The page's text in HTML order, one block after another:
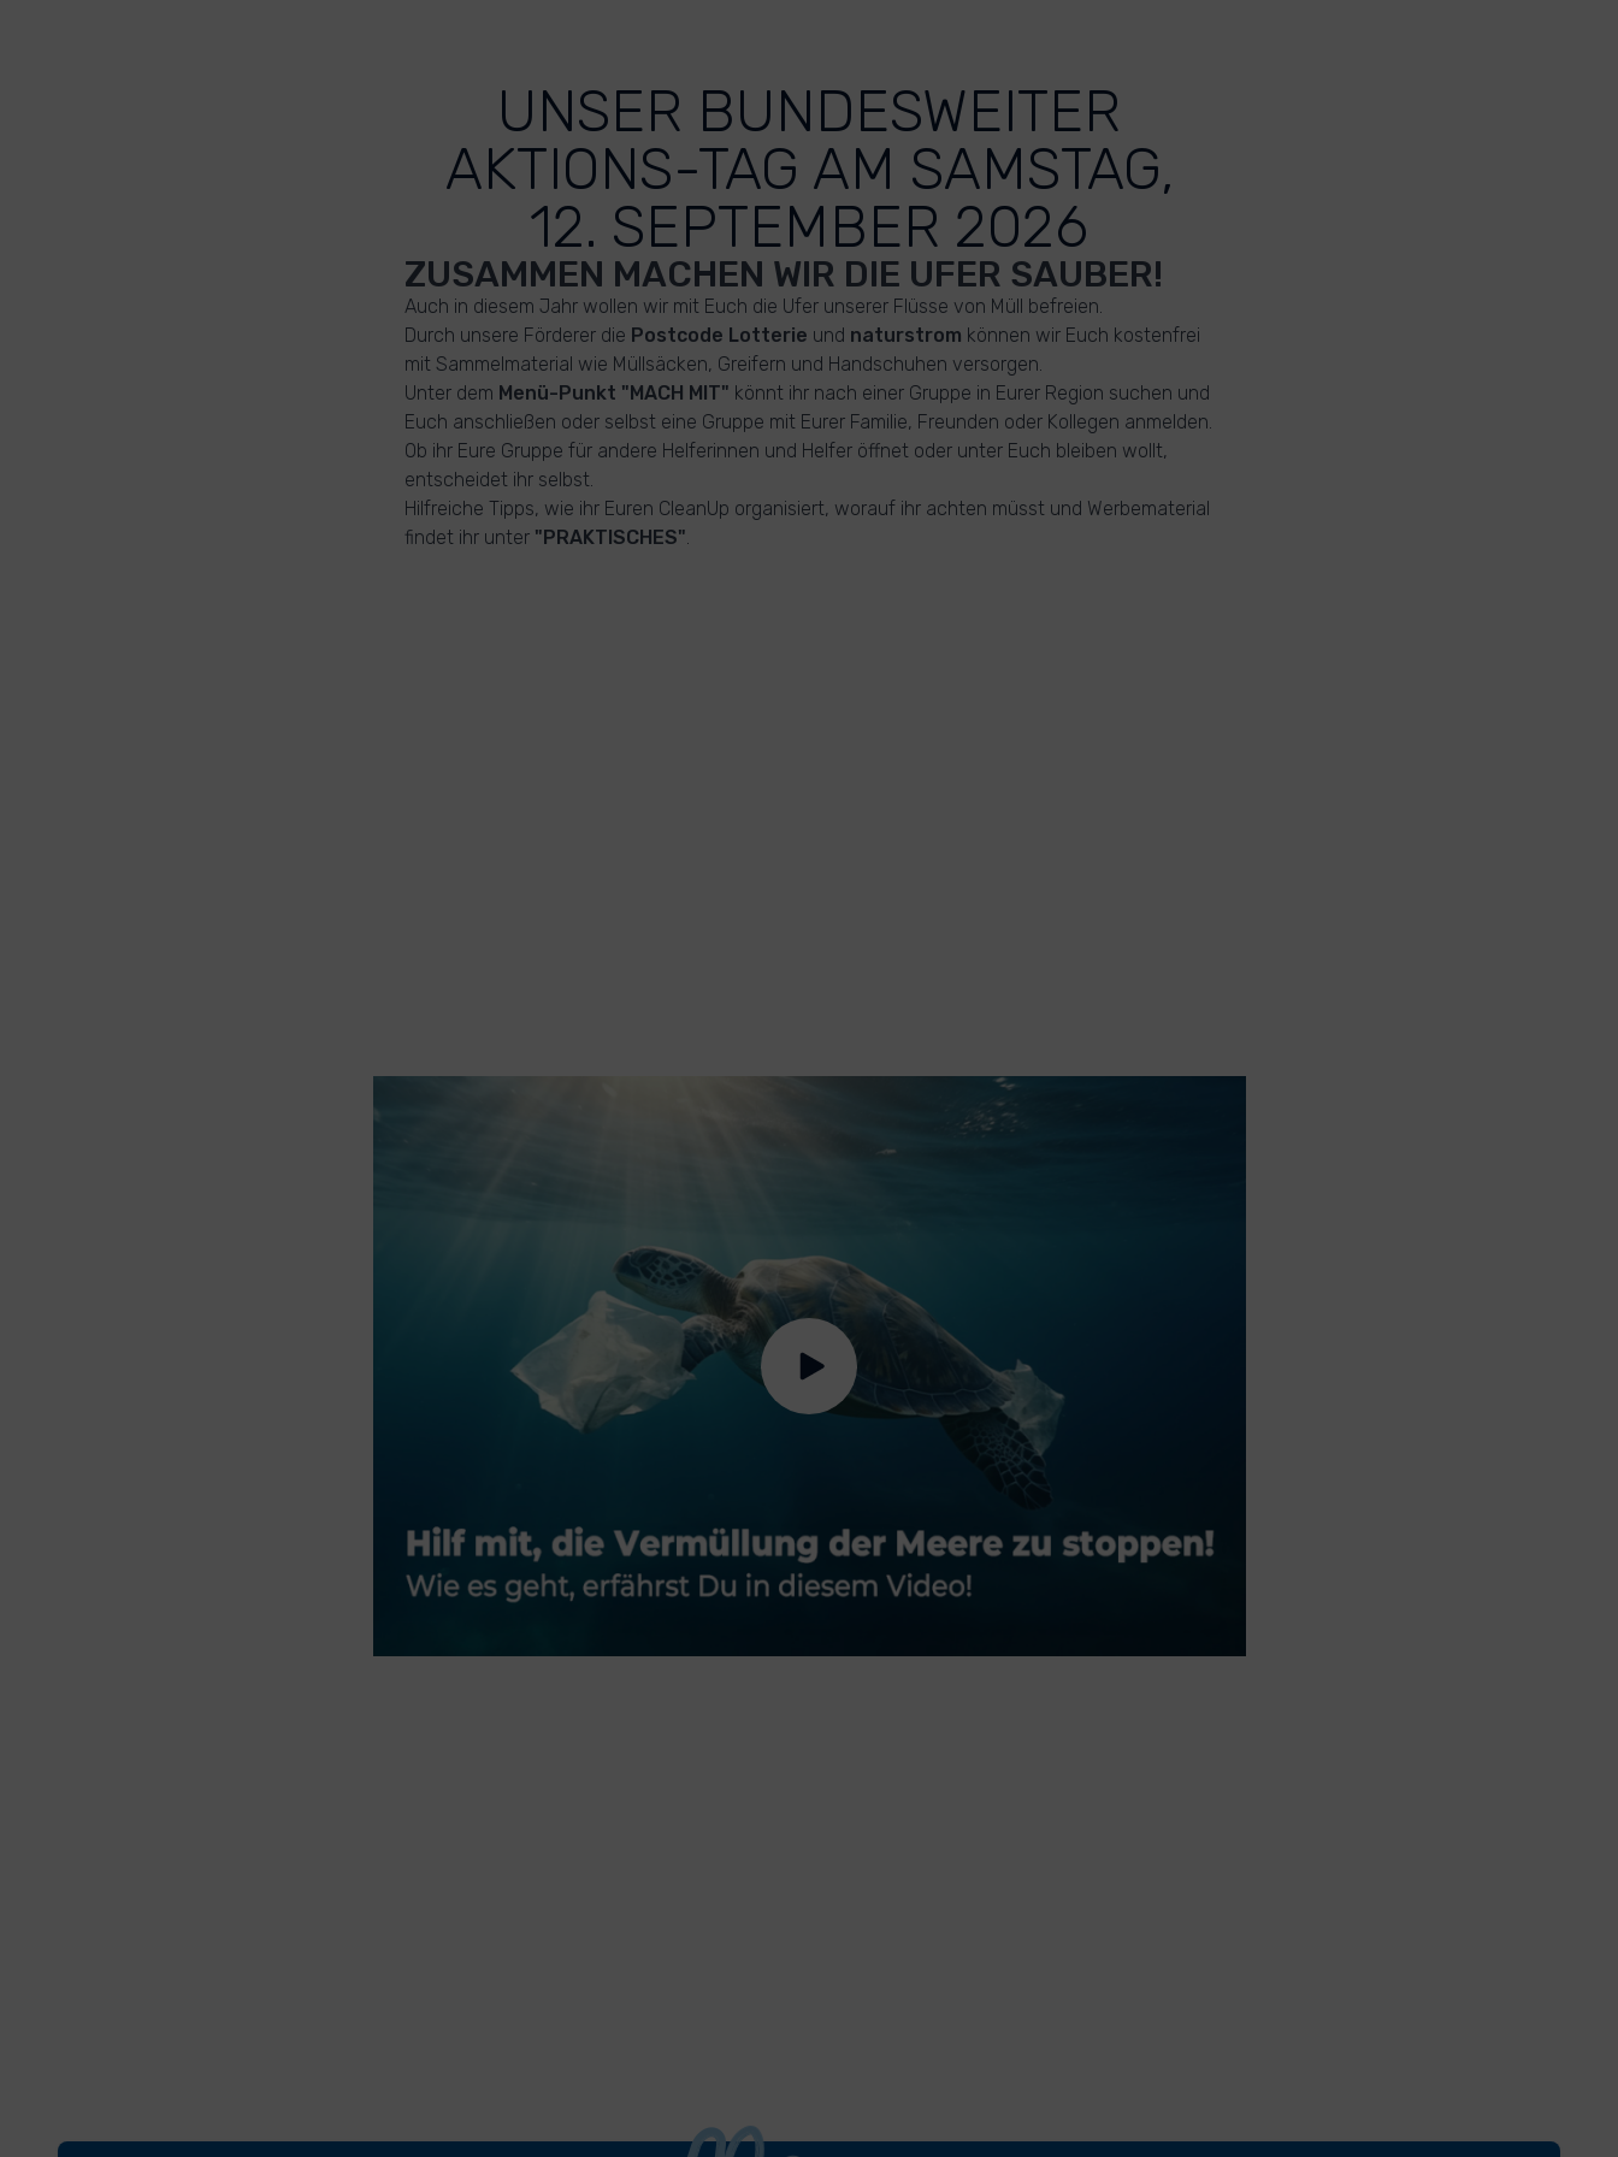
UNSER BUNDESWEITER
AKTIONS-TAG AM SAMSTAG,
12. SEPTEMBER 2026
ZUSAMMEN MACHEN WIR DIE UFER SAUBER!
Auch in diesem Jahr wollen wir mit Euch die Ufer unserer Flüsse von Müll befreien.
Durch unsere Förderer die Postcode Lotterie und naturstrom können wir Euch kostenfrei
mit Sammelmaterial wie Müllsäcken, Greifern und Handschuhen versorgen.
Unter dem Menü-Punkt "MACH MIT" könnt ihr nach einer Gruppe in Eurer Region suchen und
Euch anschließen oder selbst eine Gruppe mit Eurer Familie, Freunden oder Kollegen anmelden.
Ob ihr Eure Gruppe für andere Helferinnen und Helfer öffnet oder unter Euch bleiben wollt,
entscheidet ihr selbst.
Hilfreiche Tipps, wie ihr Euren CleanUp organisiert, worauf ihr achten müsst und Werbematerial
findet ihr unter "PRAKTISCHES".